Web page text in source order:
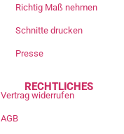
Richtig Maß nehmen
Schnitte drucken
Presse
RECHTLICHES
Vertrag widerrufen
AGB